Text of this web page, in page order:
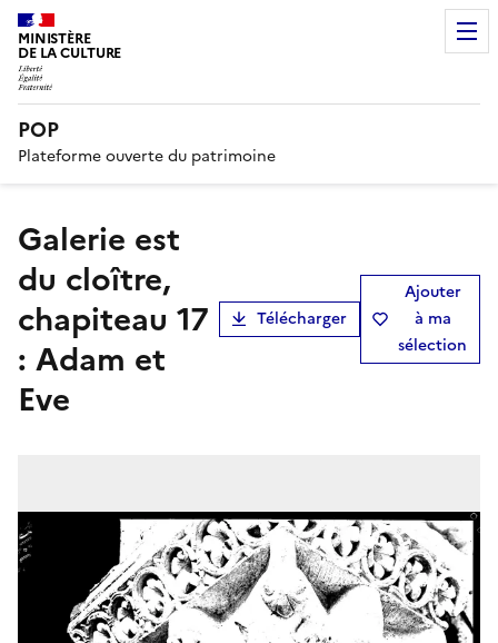
MINISTÈRE
DE LA CULTURE
POP
Plateforme ouverte du patrimoine
Galerie est
du cloître,
chapiteau 17
: Adam et
Eve
Télécharger
Ajouter
à ma
sélection